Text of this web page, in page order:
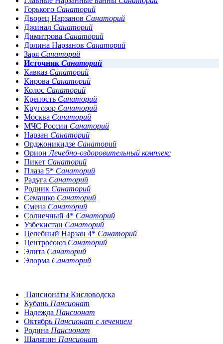
Горького Санаторий
Дворец Нарзанов Санаторий
Джинал Санаторий
Димитрова Санаторий
Долина Нарзанов Санаторий
Заря Санаторий
Источник Санаторий
Кавказ Санаторий
Кирова Санаторий
Колос Санаторий
Крепость Санаторий
Кругозор Санаторий
Москва Санаторий
МЧС России Санаторий
Нарзан Санаторий
Орджоникидзе Санаторий
ОрионЛечебно-оздоровительный комплекс
Пикет Санаторий
Плаза 5* Санаторий
Радуга Санаторий
Родник Санаторий
Семашко Санаторий
Смена Санаторий
Солнечный 4* Санаторий
Узбекистан Санаторий
Целебный Нарзан 4* Санаторий
Центросоюз Санаторий
Элита Санаторий
Элорма Санаторий
Пансионаты Кисловодска
Кубань Пансионат
Надежда Пансионат
Октябрь Пансионат с лечением
Родина Пансионат
Шаляпин Пансионат